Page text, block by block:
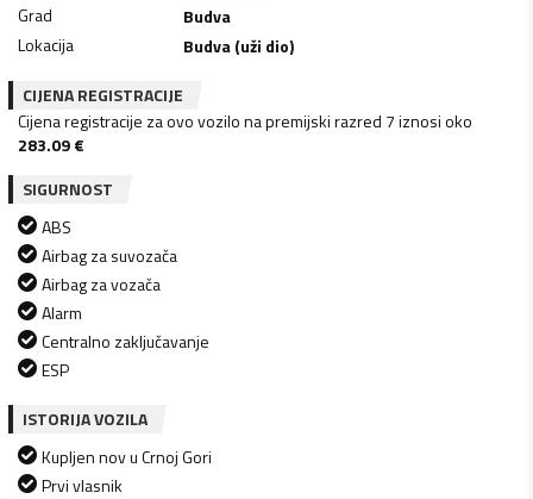
Grad
Budva
Lokacija
Budva (uži dio)
CIJENA REGISTRACIJE
Cijena registracije za ovo vozilo na premijski razred 7 iznosi oko
283.09€
SIGURNOST
ABS
Airbag za suvozača
Airbag za vozača
Alarm
Centralno zaključavanje
ESP
ISTORIJA VOZILA
Kupljen nov u Crnoj Gori
Prvi vlasnik